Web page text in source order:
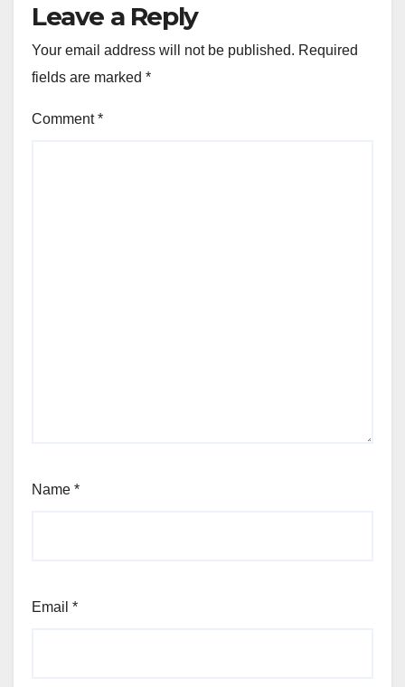
Leave a Reply
Your email address will not be published. Required
fields are marked *
Comment*
Name *
Email *